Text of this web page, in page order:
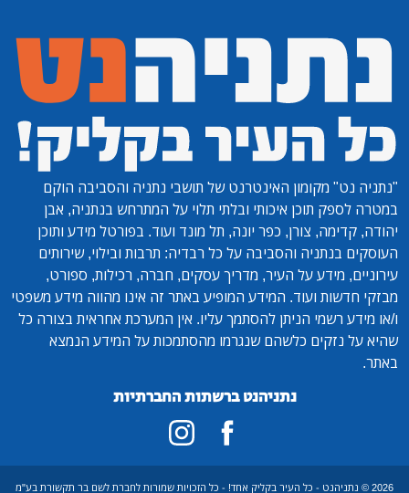
"נתניה נט" מקומון האינטרנט של תושבי נתניה והסביבה הוקם
במטרה לספק תוכן איכותי ובלתי תלוי על המתרחש בנתניה, אבן
יהודה, קדימה, צורן, כפר יונה, תל מונד ועוד. בפורטל מידע ותוכן
העוסקים בנתניה והסביבה על כל רבדיה: תרבות ובילוי, שירותים
עירוניים, מידע על העיר, מדריך עסקים, חברה, רכילות, ספורט,
מבזקי חדשות ועוד. המידע המופיע באתר זה אינו מהווה מידע משפטי
ו/או מידע רשמי הניתן להסתמך עליו. אין המערכת אחראית בצורה כל
שהיא על נזקים כלשהם שנגרמו מהסתמכות על המידע הנמצא
באתר.
נתניהנט ברשתות החברתיות
2026 © נתניהנט - כל העיר בקליק אחד! - כל הזכויות שמורות לחברת לשם בר תקשורת בע"מ